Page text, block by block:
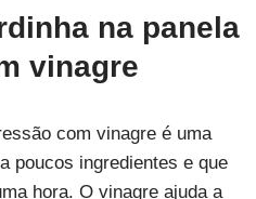
na panela
vinagre
com vinagre é uma
poucos ingredientes e que
hora. O vinagre ajuda a